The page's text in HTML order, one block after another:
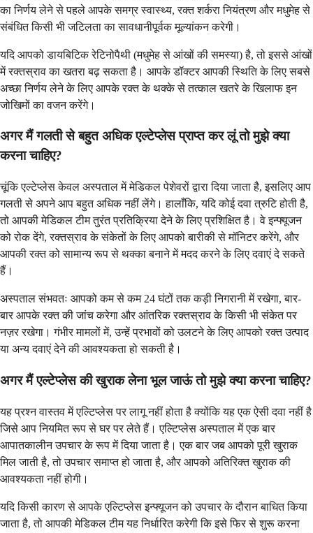
का निर्णय लेने से पहले आपके समग्र स्वास्थ्य, रक्त शर्करा नियंत्रण और मधुमेह से
संबंधित किसी भी जटिलता का सावधानीपूर्वक मूल्यांकन करेगी।
यदि आपको डायबिटिक रेटिनोपैथी (मधुमेह से आंखों की समस्या) है, तो इससे आंखों
में रक्तस्राव का खतरा बढ़ सकता है। आपके डॉक्टर आपकी स्थिति के लिए सबसे
अच्छा निर्णय लेने के लिए आपके रक्त के थक्के से तत्काल खतरे के खिलाफ इन
जोखिमों का वजन करेंगे।
अगर मैं गलती से बहुत अधिक एल्टेप्लेस प्राप्त कर लूं तो मुझे क्या
करना चाहिए?
चूंकि एल्टेप्लेस केवल अस्पताल में मेडिकल पेशेवरों द्वारा दिया जाता है, इसलिए आप
गलती से अपने आप बहुत अधिक नहीं लेंगे। हालाँकि, यदि कोई दवा त्रुटि होती है,
तो आपकी मेडिकल टीम तुरंत प्रतिक्रिया देने के लिए प्रशिक्षित है। वे इन्फ्यूजन
को रोक देंगे, रक्तस्राव के संकेतों के लिए आपको बारीकी से मॉनिटर करेंगे, और
आपकी रक्त को सामान्य रूप से थक्का बनाने में मदद करने के लिए दवाएं दे सकते
हैं।
अस्पताल संभवतः आपको कम से कम 24 घंटों तक कड़ी निगरानी में रखेगा, बार-
बार आपके रक्त की जांच करेगा और आंतरिक रक्तस्राव के किसी भी संकेत पर
नज़र रखेगा। गंभीर मामलों में, उन्हें प्रभावों को उलटने के लिए आपको रक्त उत्पाद
या अन्य दवाएं देने की आवश्यकता हो सकती है।
अगर मैं एल्टेप्लेस की खुराक लेना भूल जाऊं तो मुझे क्या करना चाहिए?
यह प्रश्न वास्तव में एल्टिप्लेस पर लागू नहीं होता है क्योंकि यह एक ऐसी दवा नहीं है
जिसे आप नियमित रूप से घर पर लेते हैं। एल्टिप्लेस अस्पताल में एक बार
आपातकालीन उपचार के रूप में दिया जाता है। एक बार जब आपको पूरी खुराक
मिल जाती है, तो उपचार समाप्त हो जाता है, और आपको अतिरिक्त खुराक की
आवश्यकता नहीं होगी।
यदि किसी कारण से आपके एल्टिप्लेस इन्फ्यूजन को उपचार के दौरान बाधित किया
जाता है, तो आपकी मेडिकल टीम यह निर्धारित करेगी कि इसे फिर से शुरू करना